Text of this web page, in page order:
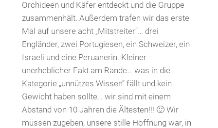
Orchideen und Käfer entdeckt und die Gruppe
zusammenhält. Außerdem trafen wir das erste
Mal auf unsere acht „Mitstreiter“… drei
Engländer, zwei Portugiesen, ein Schweizer, ein
Israeli und eine Peruanerin. Kleiner
unerheblicher Fakt am Rande… was in die
Kategorie „unnützes Wissen“ fällt und kein
Gewicht haben sollte… wir sind mit einem
Abstand von 10 Jahren die Ältesten!!! 🙂 Wir
müssen zugeben, unsere stille Hoffnung war, in